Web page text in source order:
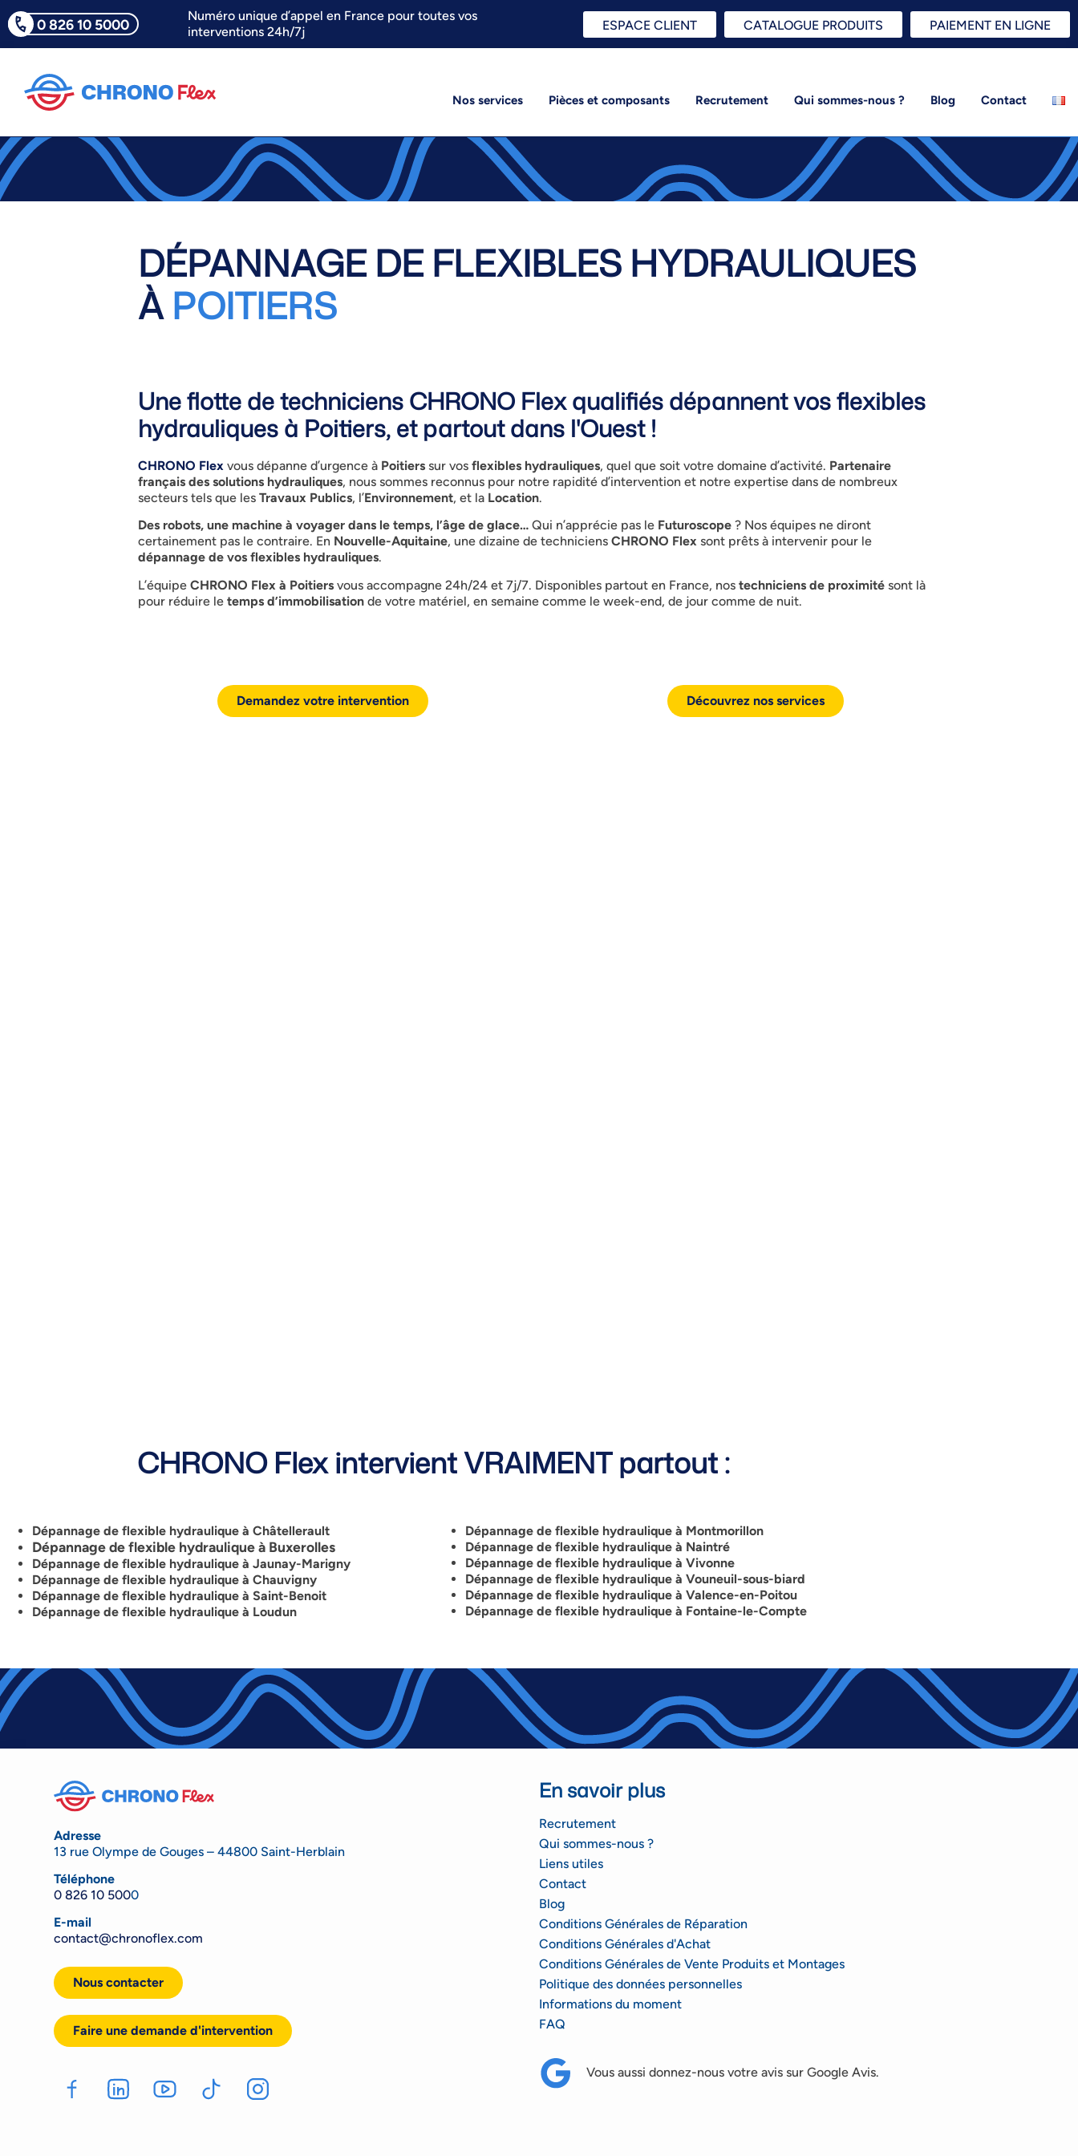
0 826 10 5000
Numéro unique d’appel en France pour toutes vos
interventions 24h/7j
ESPACE CLIENT CATALOGUE PRODUITS PAIEMENT EN LIGNE
Nos services Pièces et composants Recrutement Qui sommes-nous ? Blog Contact
DÉPANNAGE DE FLEXIBLES HYDRAULIQUES
ÀPOITIERS
Une flotte de techniciens CHRONO Flex qualifiés dépannent vos flexibles
hydrauliques à Poitiers, et partout dans l'Ouest !
CHRONO Flex vous dépanne d’urgence à Poitiers sur vos flexibles hydrauliques, quel que soit votre domaine d’activité. Partenaire
français des solutions hydrauliques, nous sommes reconnus pour notre rapidité d’intervention et notre expertise dans de nombreux
secteurs tels que les Travaux Publics, l’Environnement, et la Location.
Des robots, une machine à voyager dans le temps, l’âge de glace… Qui n’apprécie pas le Futuroscope ? Nos équipes ne diront
certainement pas le contraire. En Nouvelle-Aquitaine, une dizaine de techniciens CHRONO Flex sont prêts à intervenir pour le
dépannage de vos flexibles hydrauliques.
L’équipe CHRONO Flex à Poitiers vous accompagne 24h/24 et 7j/7. Disponibles partout en France, nos techniciens de proximité sont là
pour réduire le temps d’immobilisation de votre matériel, en semaine comme le week-end, de jour comme de nuit.
Demandez votre intervention Découvrez nos services
CHRONO Flex intervient VRAIMENT partout :
Dépannage de flexible hydraulique à Châtellerault
Dépannage de flexible hydraulique à Buxerolles
Dépannage de flexible hydraulique à Jaunay-Marigny
Dépannage de flexible hydraulique à Chauvigny
Dépannage de flexible hydraulique à Saint-Benoit
Dépannage de flexible hydraulique à Loudun
Dépannage de flexible hydraulique à Montmorillon
Dépannage de flexible hydraulique à Naintré
Dépannage de flexible hydraulique à Vivonne
Dépannage de flexible hydraulique à Vouneuil-sous-biard
Dépannage de flexible hydraulique à Valence-en-Poitou
Dépannage de flexible hydraulique à Fontaine-le-Compte
Adresse
13 rue Olympe de Gouges – 44800 Saint-Herblain
Téléphone
0 826 10 5000
E-mail
contact@chronoflex.com
Nous contacter
Faire une demande d'intervention
En savoir plus
Recrutement
Qui sommes-nous ?
Liens utiles
Contact
Blog
Conditions Générales de Réparation
Conditions Générales d'Achat
Conditions Générales de Vente Produits et Montages
Politique des données personnelles
Informations du moment
FAQ
Vous aussi donnez-nous votre avis sur Google Avis.